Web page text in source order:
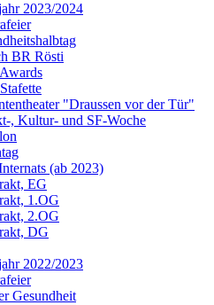
2023/2024
BR Rösti
"Draussen vor der Tür"
, Kultur- und SF-Woche
(ab 2023)
EG
1.OG
2.OG
DG
2022/2023
Gesundheit